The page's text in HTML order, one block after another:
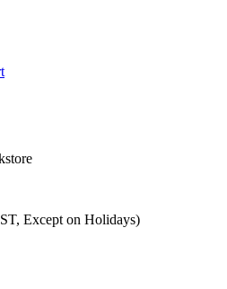
Except on Holidays)